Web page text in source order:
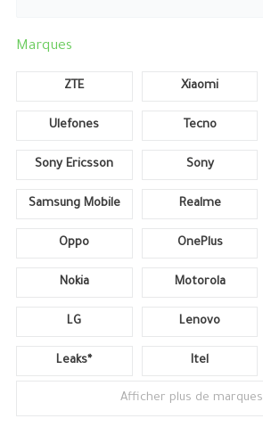
Marques
ZTE Xiaomi
Ulefones Tecno
Sony Ericsson Sony
Samsung Mobile Realme
Oppo OnePlus
Nokia Motorola
LG Lenovo
Leaks* Itel
Afficher plus de marques